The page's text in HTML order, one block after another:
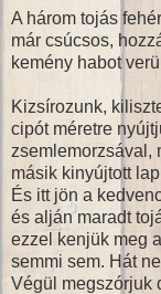
A három tojás
már csúcsos,
kemény habot
Kizsírozunk,
cipót méretre
zsemlemorzsával,
másik kinyújtott
És itt jön a
és alján maradt
ezzel kenjük meg
semmi sem. Hát
Végül megszórjuk